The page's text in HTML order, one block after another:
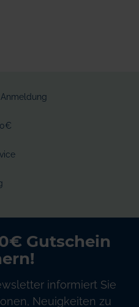
Gutschein
informiert Sie
Neuigkeiten zu